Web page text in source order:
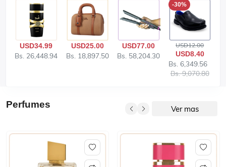
USD34.99
Bs. 26,448.94
USD25.00
Bs. 18,897.50
USD77.00
Bs. 58,204.30
-30%
USD12.00
USD8.40
Bs. 6,349.56
Bs. 9,070.80
Perfumes Ver mas